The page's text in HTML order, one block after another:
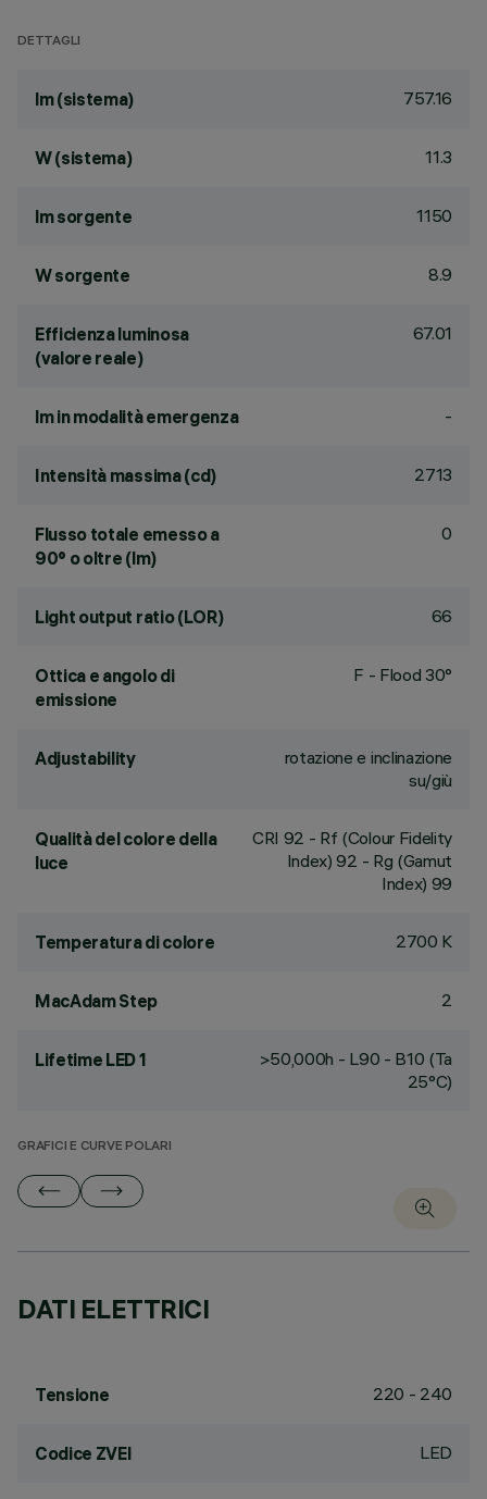
DETTAGLI
lm (sistema) 757.16
W (sistema) 11.3
lm sorgente 1150
W sorgente 8.9
Efficienza luminosa
(valore reale)
67.01
lm in modalità emergenza -
Intensità massima (cd) 2713
Flusso totale emesso a
90° o oltre (lm)
0
Light output ratio (LOR) 66
Ottica e angolo di
emissione
F - Flood 30°
Adjustability
rotazione e inclinazione
su/giù
Qualità del colore della
luce
CRI 92 - Rf (Colour Fidelity
Index) 92 - Rg (Gamut
Index) 99
Temperatura di colore 2700 K
MacAdam Step 2
Lifetime LED 1
>50,000h - L90 - B10 (Ta
25°C)
GRAFICI E CURVE POLARI
DATI ELETTRICI
Tensione 220 - 240
Codice ZVEI LED